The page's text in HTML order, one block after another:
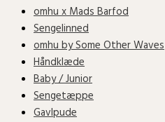
omhu x Mads Barfod
Sengelinned
omhu by Some Other Waves
Håndklæde
Baby / Junior
Sengetæppe
Gavlpude